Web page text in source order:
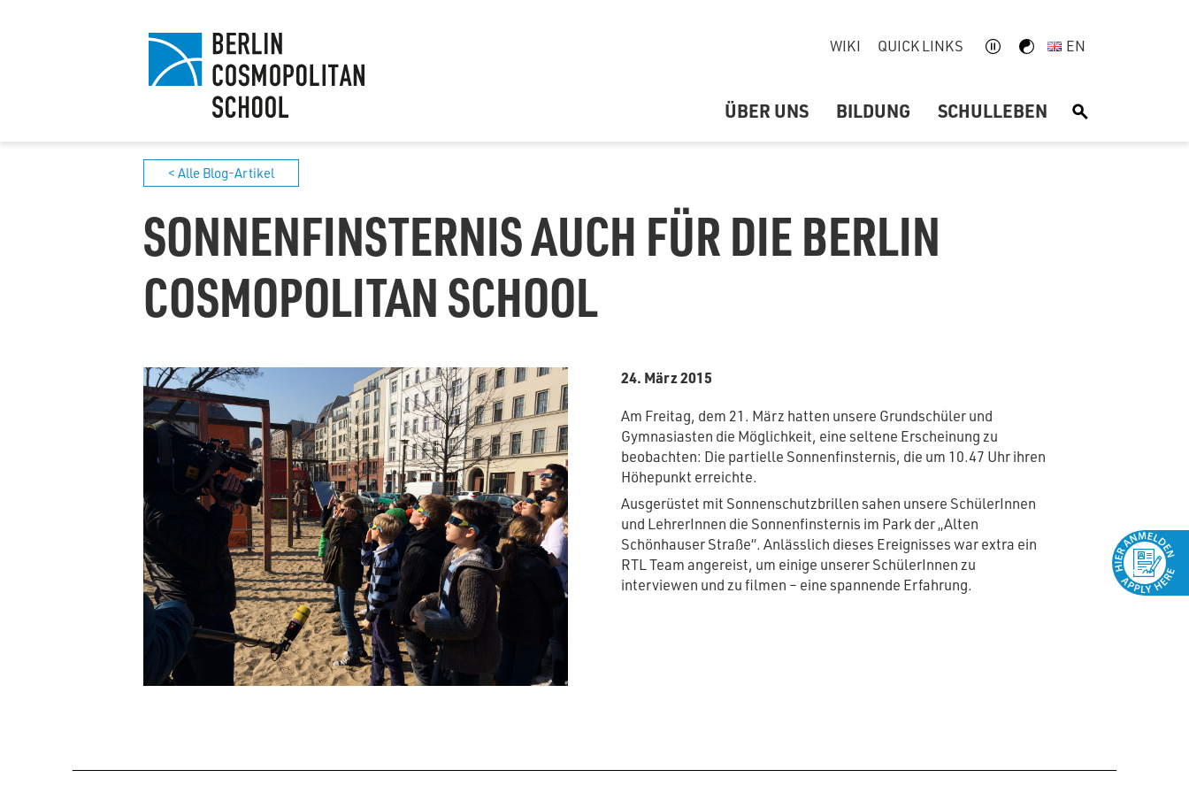
WIKI QUICK LINKS EN
ÜBER UNS BILDUNG SCHULLEBEN S
< Alle Blog-Artikel
SONNENFINSTERNIS AUCH FÜR DIE BERLIN
COSMOPOLITAN SCHOOL
24. März 2015
Am Freitag, dem 21. März hatten unsere Grundschüler und
Gymnasiasten die Möglichkeit, eine seltene Erscheinung zu
beobachten: Die partielle Sonnenfinsternis, die um 10.47 Uhr ihren
Höhepunkt erreichte.
Ausgerüstet mit Sonnenschutzbrillen sahen unsere SchülerInnen
und LehrerInnen die Sonnenfinsternis im Park der „Alten
Schönhauser Straße“. Anlässlich dieses Ereignisses war extra ein
RTL Team angereist, um einige unserer SchülerInnen zu
interviewen und zu filmen – eine spannende Erfahrung.